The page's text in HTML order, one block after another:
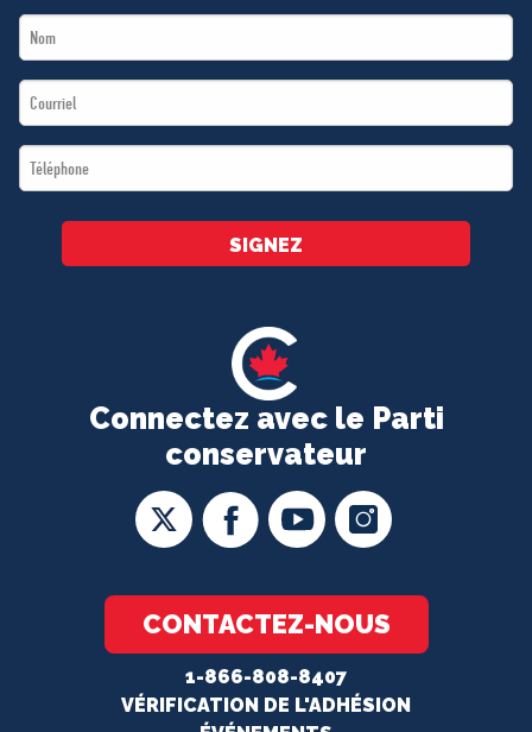
Connectez avec le Parti
conservateur
CONTACTEZ-NOUS
1-866-808-8407
VÉRIFICATION DE L'ADHÉSION
Last
Name
Email
*
Téléphone
*
SIGNEZ